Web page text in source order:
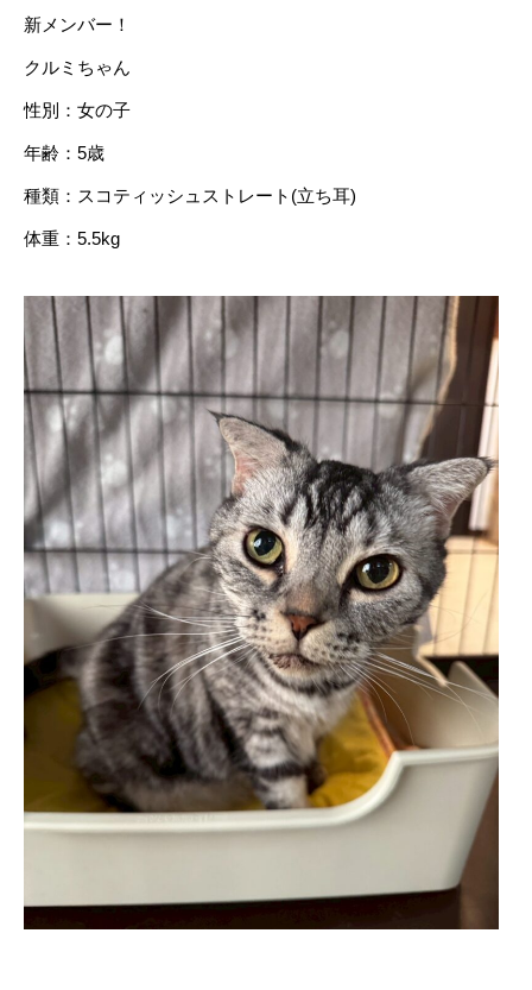
新メンバー！
クルミちゃん
性別：女の子
年齢：5歳
種類：スコティッシュストレート(立ち耳)
体重：5.5kg